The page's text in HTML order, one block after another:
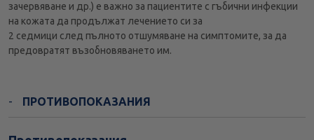
зачервяване и др.) е важно за пациентите с гъбични инфекции
на кожата да продължат лечението си за
2 седмици след пълното отшумяване на симптомите, за да
предовратят възобновяването им.
ПРОТИВОПОКАЗАНИЯ